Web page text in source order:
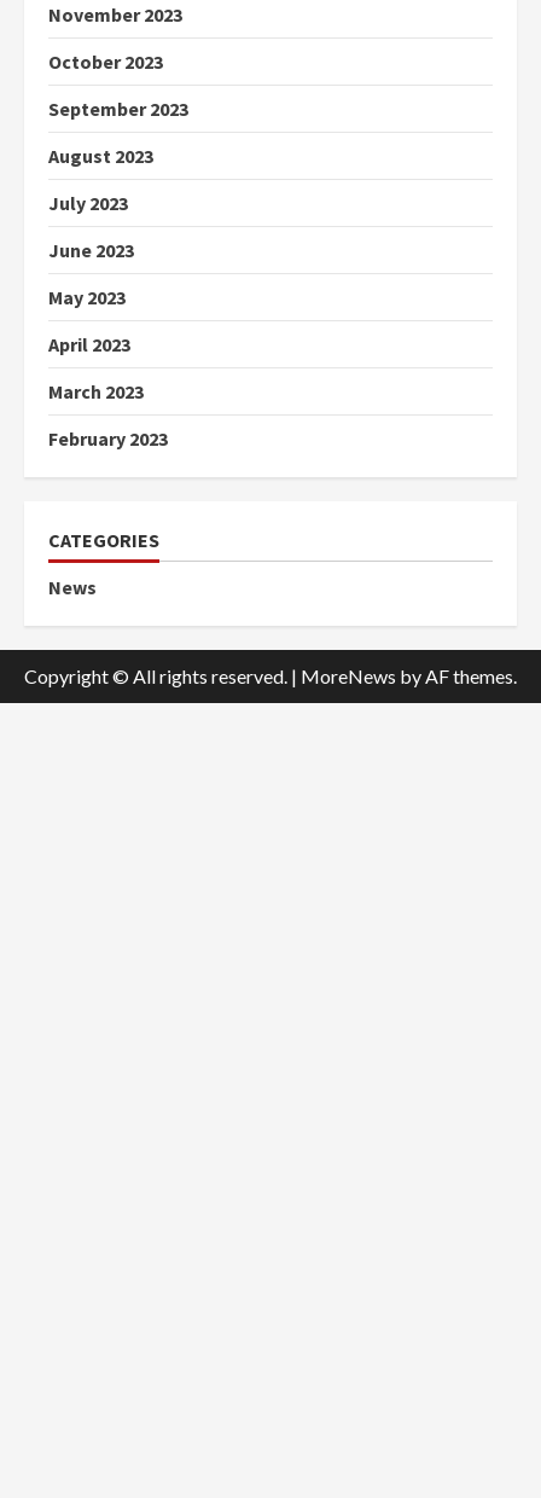
November 2023
October 2023
September 2023
August 2023
July 2023
June 2023
May 2023
April 2023
March 2023
February 2023
CATEGORIES
News
Copyright © All rights reserved. | MoreNews by AF themes.